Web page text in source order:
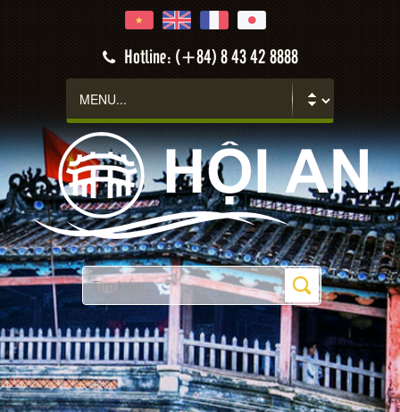
Hotline: (+84) 8 43 42 8888